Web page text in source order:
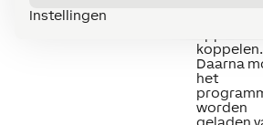
Instellingen
koppelen.
Daarna
het
worden